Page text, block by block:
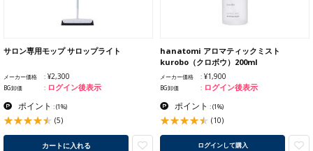
サロン専用モップ サロップライト
メーカー価格 ¥2,300
BG卸価 ログイン後表示
ポイント :(1%)
(5)
カートに入れる
hanatomi アロマティックミスト
kurobo（クロボウ）200ml
メーカー価格 ¥1,900
BG卸価 ログイン後表示
ポイント :(1%)
(10)
ログインして購入